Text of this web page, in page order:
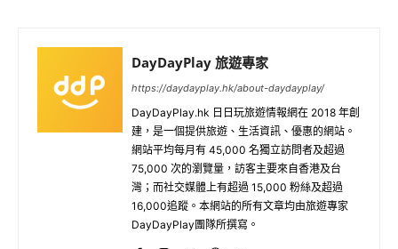
DayDayPlay 旅遊專家
https://daydayplay.hk/about-daydayplay/
DayDayPlay.hk 日日玩旅遊情報網在 2018 年創
建，是一個提供旅遊、生活資訊、優惠的網站。
網站平均每月有 45,000 名獨立訪問者及超過
75,000 次的瀏覽量，訪客主要來自香港及台
灣；而社交媒體上有超過 15,000 粉絲及超過
16,000追蹤。本網站的所有文章均由旅遊專家
DayDayPlay團隊所撰寫。